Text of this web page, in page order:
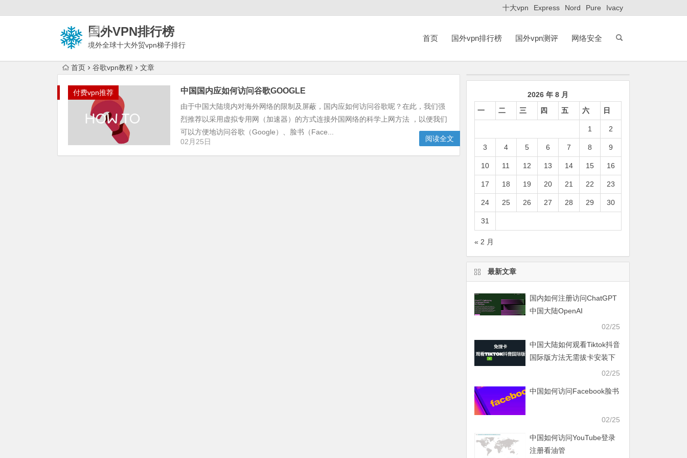
十大vpn Express Nord Pure Ivacy
国外VPN排行榜
境外全球十大外贸vpn梯子排行
首页 国外vpn排行榜 国外vpn测评 网络安全
首页 谷歌vpn教程 文章
付费vpn推荐 中国国内应如何访问谷歌GOOGLE
由于中国大陆境内对海外网络的限制及屏蔽，国内应如何访问谷歌呢？在此，我们强
烈推荐以采用虚拟专用网（加速器）的方式连接外国网络的科学上网方法 ，以便我们
可以方便地访问谷歌（Google）、脸书（Face...
02月25日
阅读全文
2026 年 8 月
一
二 三 四 五 六 日
1 2
3 4 5 6 7 8 9
10 11 12 13 14 15 16
17 18 19 20 21 22 23
24 25 26 27 28 29 30
31
« 2 月
最新文章
国内如何注册访问ChatGPT
中国大陆OpenAI
02/25
中国大陆如何观看Tiktok抖音
国际版方法无需拔卡安装下
02/25
中国如何访问Facebook脸书
02/25
中国如何访问YouTube登录
注册看油管